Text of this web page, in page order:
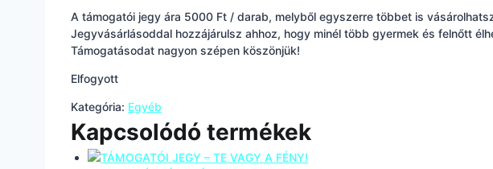
A támogatói jegy ára 5000 Ft / darab, melyből egyszerre többet is
Jegyvásárlásoddal hozzájárulsz ahhoz, hogy minél több gyermek és felnőtt
Támogatásodat nagyon szépen köszönjük!
Elfogyott
Kategória: Egyéb
Kapcsolódó termékek